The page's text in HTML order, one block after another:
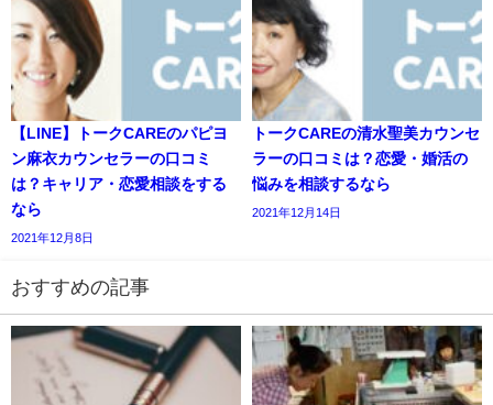
【LINE】トークCAREのパピヨ
ン麻衣カウンセラーの口コミ
は？キャリア・恋愛相談をする
なら
2021年12月8日
トークCAREの清水聖美カウンセ
ラーの口コミは？恋愛・婚活の
悩みを相談するなら
2021年12月14日
おすすめの記事